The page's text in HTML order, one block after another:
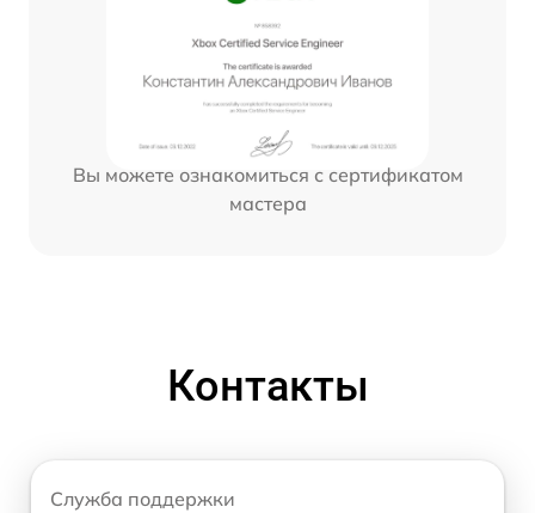
Вы можете ознакомиться с сертификатом
мастера
Контакты
Служба поддержки